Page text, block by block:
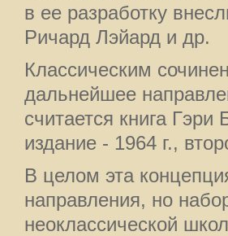
в ее разработку
Ричард Лэйард и др.
Классическим
дальнейшее
считается книга
издание - 1964 г.,
В целом эта
направления, но
неоклассической